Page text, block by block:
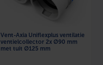
Vent-Axia Uniflexplus ventilatie
ventielcollector 2x Ø90 mm
met tuit Ø125 mm